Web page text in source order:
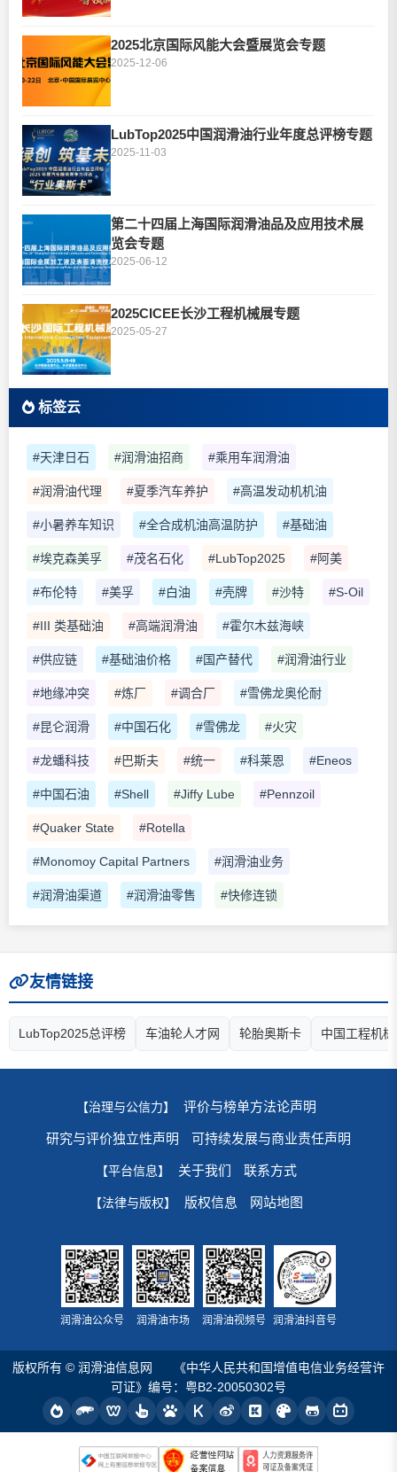
2025北京国际风能大会暨展览会专题
2025-12-06
LubTop2025中国润滑油行业年度总评榜专题
2025-11-03
第二十四届上海国际润滑油品及应用技术展
览会专题
2025-06-12
2025CICEE长沙工程机械展专题
2025-05-27
标签云
#天津日石 #润滑油招商 #乘用车润滑油
#润滑油代理 #夏季汽车养护 #高温发动机机油
#小暑养车知识 #全合成机油高温防护 #基础油
#埃克森美孚 #茂名石化 #LubTop2025 #阿美
#布伦特 #美孚 #白油 #壳牌 #沙特 #S-Oil
#III 类基础油 #高端润滑油 #霍尔木兹海峡
#供应链 #基础油价格 #国产替代 #润滑油行业
#地缘冲突 #炼厂 #调合厂 #雪佛龙奥伦耐
#昆仑润滑 #中国石化 #雪佛龙 #火灾
#龙蟠科技 #巴斯夫 #统一 #科莱恩 #Eneos
#中国石油 #Shell #Jiffy Lube #Pennzoil
#Quaker State #Rotella
#Monomoy Capital Partners #润滑油业务
#润滑油渠道 #润滑油零售 #快修连锁
友情链接
LubTop2025总评榜 车油轮人才网 轮胎奥斯卡 中国工程机
【治理与公信力】 评价与榜单方法论声明
研究与评价独立性声明 可持续发展与商业责任声明
【平台信息】 关于我们 联系方式
【法律与版权】 版权信息 网站地图
润滑油公众号 润滑油市场 润滑油视频号 润滑油抖音号
版权所有 © 润滑油信息网
《中华人民共和国增值电信业务经营许
可证》编号：粤B2-20050302号